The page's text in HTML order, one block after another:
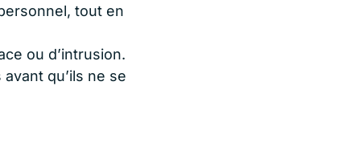
tout en
ou d’intrusion.
qu’ils ne se